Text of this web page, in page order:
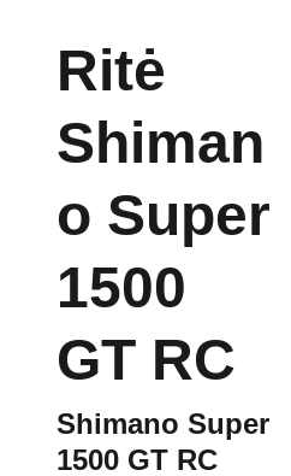
Ritė
Shiman
o Super
1500
GT RC
Shimano Super
1500 GT RC